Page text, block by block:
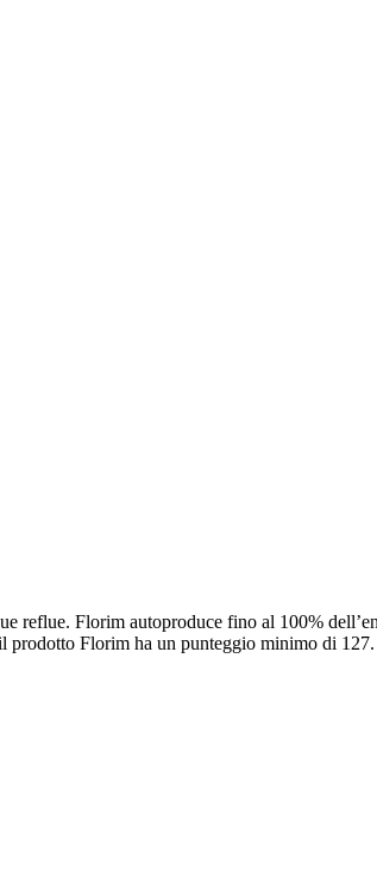
reflue. Florim autoproduce fino al 100%
prodotto Florim ha un punteggio minimo di 127.